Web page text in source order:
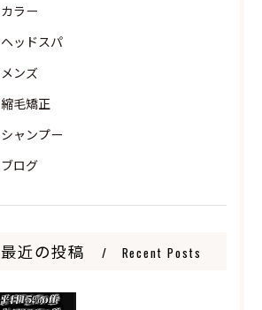
カラー
ヘッドスパ
メンズ
縮毛矯正
シャンプー
ブログ
最近の投稿 Recent Posts